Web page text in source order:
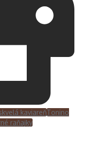
kaviareňTonino
raňajky